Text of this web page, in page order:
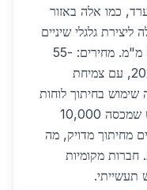
כמו אלה באזור
גלגלי שיניים
ומסגרות מכונות, בעוביים של 5-20 מ"מ. מחירים: 55-
90 ש"ח/מ"ר לחיתוך CNC. ב-2026, עם צמיחת
בחיתוך לוחות
תומכים לפאנלים סולאריים, פרויקט שמכסה 10,000
מחיתוך מדויק, מה
מקומיות